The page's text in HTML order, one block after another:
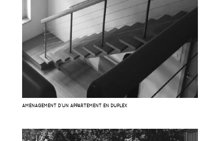
AMÉNAGEMENT D’UN APPARTEMENT EN DUPLEX